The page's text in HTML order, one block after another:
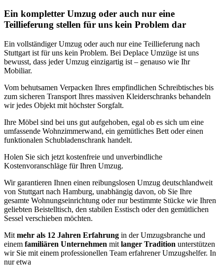
Ein kompletter Umzug oder auch nur eine
Teillieferung stellen für uns kein Problem dar
Ein vollständiger Umzug oder auch nur eine Teillieferung nach
Stuttgart ist für uns kein Problem. Bei Deplace Umzüge ist uns
bewusst, dass jeder Umzug einzigartig ist – genauso wie Ihr
Mobiliar.
Vom behutsamen Verpacken Ihres empfindlichen Schreibtisches bis
zum sicheren Transport Ihres massiven Kleiderschranks behandeln
wir jedes Objekt mit höchster Sorgfalt.
Ihre Möbel sind bei uns gut aufgehoben, egal ob es sich um eine
umfassende Wohnzimmerwand, ein gemütliches Bett oder einen
funktionalen Schubladenschrank handelt.
Holen Sie sich jetzt kostenfreie und unverbindliche
Kostenvoranschläge für Ihren Umzug.
Wir garantieren Ihnen einen reibungslosen Umzug deutschlandweit
von Stuttgart nach Hamburg, unabhängig davon, ob Sie Ihre
gesamte Wohnungseinrichtung oder nur bestimmte Stücke wie Ihren
geliebten Beistelltisch, den stabilen Esstisch oder den gemütlichen
Sessel verschieben möchten.
Mit mehr als 12 Jahren Erfahrung in der Umzugsbranche und
einem familiären Unternehmen mit langer Tradition unterstützen
wir Sie mit einem professionellen Team erfahrener Umzugshelfer. In
nur etwa